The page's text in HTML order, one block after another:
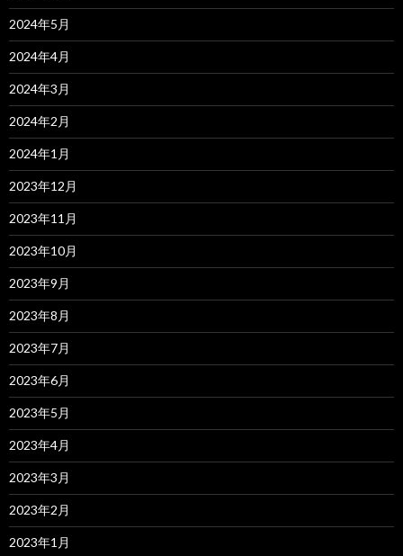
2024年5月
2024年4月
2024年3月
2024年2月
2024年1月
2023年12月
2023年11月
2023年10月
2023年9月
2023年8月
2023年7月
2023年6月
2023年5月
2023年4月
2023年3月
2023年2月
2023年1月